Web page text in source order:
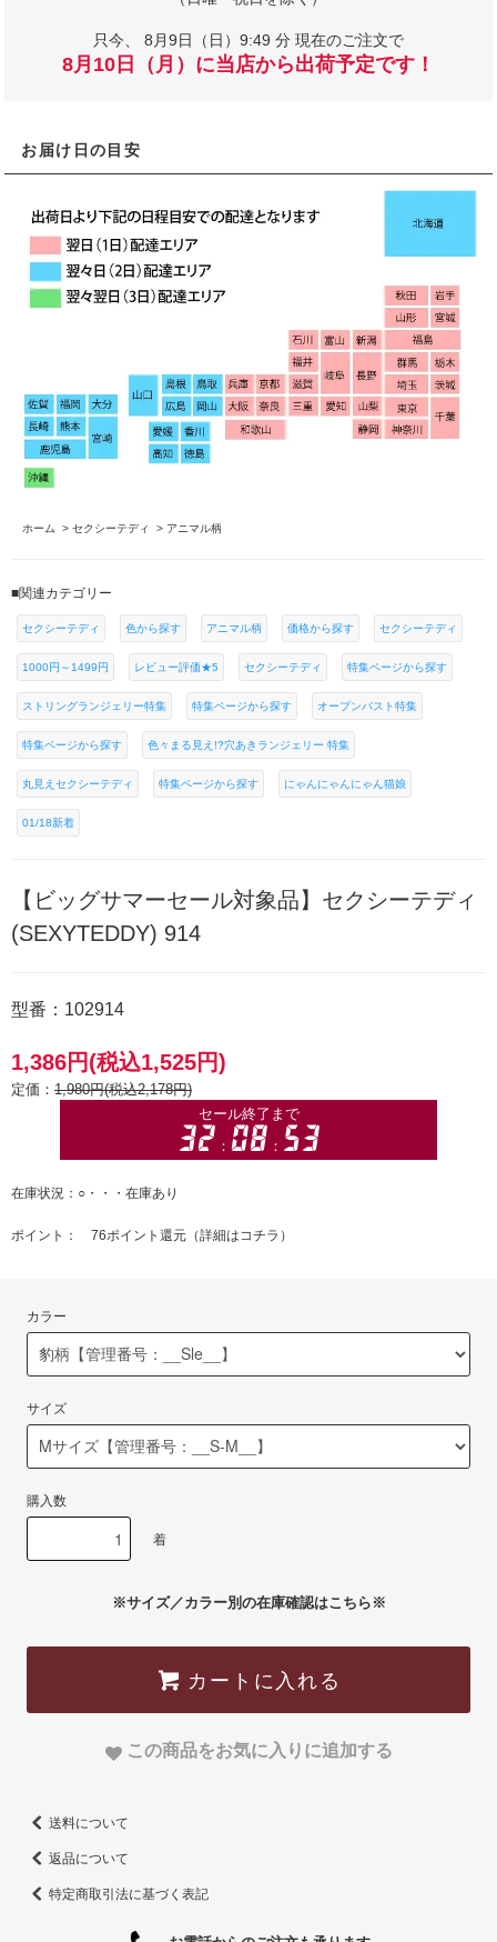
只今、 8月9日（日）9:49 分 現在のご注文で
8月10日（月）に当店から出荷予定です！
お届け日の目安
ホーム > セクシーテディ > アニマル柄
■関連カテゴリー
セクシーテディ 色から探す アニマル柄 価格から探す セクシーテディ
1000円～1499円 レビュー評価★5 セクシーテディ 特集ページから探す
ストリングランジェリー特集 特集ページから探す オープンバスト特集
特集ページから探す 色々まる見え!?穴あきランジェリー 特集
丸見えセクシーテディ 特集ページから探す にゃんにゃんにゃん猫娘
01/18新着
【ビッグサマーセール対象品】セクシーテディ
(SEXYTEDDY) 914
型番：102914
1,386円(税込1,525円)
定価： 1,980円(税込2,178円)
在庫状況：○・・・在庫あり
ポイント： 76ポイント還元（詳細はコチラ ）
カラー
サイズ
購入数
着
※サイズ／カラー別の在庫確認はこちら※
カートに入れる
この商品をお気に入りに追加する
送料について
返品について
特定商取引法に基づく表記